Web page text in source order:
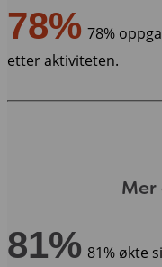
78% 78%
etter aktiviteten.
Mer
81% 81% økte